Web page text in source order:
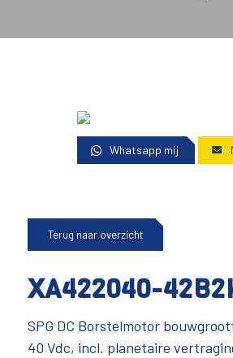
Whatsapp mij
Terug naar overzicht
XA422040-
SPG DC Borstelmotor
40 Vdc, incl. planetaire